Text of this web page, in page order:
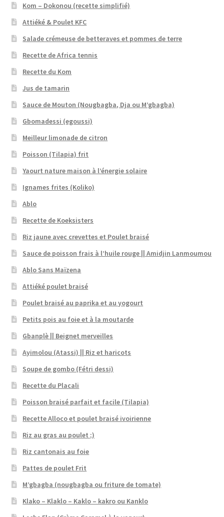
Kom – Dokonou (recette simplifié)
Attiéké & Poulet KFC
Salade crémeuse de betteraves et pommes de terre
Recette de Africa tennis
Recette du Kom
Jus de tamarin
Sauce de Mouton (Nougbagba, Dja ou M’gbagba)
Gbomadessi (egoussi)
Meilleur limonade de citron
Poisson (Tilapia) frit
Yaourt nature maison à l’énergie solaire
Ignames frites (Koliko)
Ablo
Recette de Koeksisters
Riz jaune avec crevettes et Poulet braisé
Sauce de poisson frais à l’huile rouge || Amidjin Lanmoumou
Ablo Sans Maïzena
Attiéké poulet braisé
Poulet braisé au paprika et au yogourt
Petits pois au foie et à la moutarde
Gbanplè || Beignet merveilles
Ayimolou (Atassi) || Riz et haricots
Soupe de gombo (Fétri dessi)
Recette du Placali
Poisson braisé parfait et facile (Tilapia)
Recette Alloco et poulet braisé ivoirienne
Riz au gras au poulet ;)
Riz cantonais au foie
Pattes de poulet Frit
M’gbagba (nougbagba ou friture de tomate)
Klako – Klaklo – Kaklo – kakro ou Kanklo